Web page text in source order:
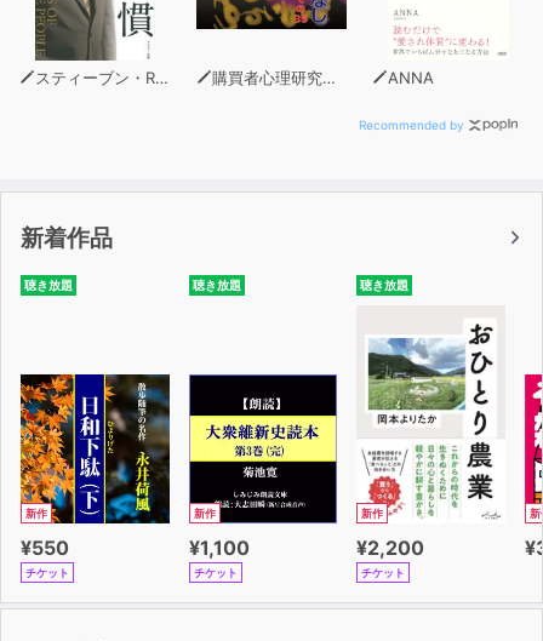
スティーブン・R・コヴィー 購買者心理研究所 株式会社モデンナ 顧問 青木幹和 ANNA
Recommended by
新着作品
聴き放題
新作
¥550
チケット
聴き放題
新作
¥1,100
チケット
聴き放題
新作
¥2,200
チケット
新